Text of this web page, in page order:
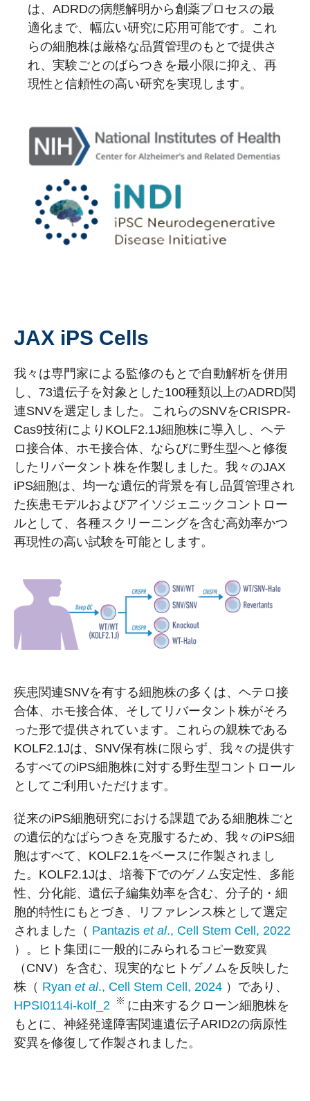
は、ADRDの病態解明から創薬プロセスの最
適化まで、幅広い研究に応用可能です。これ
らの細胞株は厳格な品質管理のもとで提供さ
れ、実験ごとのばらつきを最小限に抑え、再
現性と信頼性の高い研究を実現します。
JAX iPS Cells
我々は専門家による監修のもとで自動解析を併用
し、73遺伝子を対象とした100種類以上のADRD関
連SNVを選定しました。これらのSNVをCRISPR-
Cas9技術によりKOLF2.1J細胞株に導入し、ヘテ
ロ接合体、ホモ接合体、ならびに野生型へと修復
したリバータント株を作製しました。我々のJAX
iPS細胞は、均一な遺伝的背景を有し品質管理され
た疾患モデルおよびアイソジェニックコントロー
ルとして、各種スクリーニングを含む高効率かつ
再現性の高い試験を可能とします。
疾患関連SNVを有する細胞株の多くは、ヘテロ接
合体、ホモ接合体、そしてリバータント株がそろ
った形で提供されています。これらの親株である
KOLF2.1Jは、SNV保有株に限らず、我々の提供す
るすべてのiPS細胞株に対する野生型コントロール
としてご利用いただけます。
従来のiPS細胞研究における課題である細胞株ごと
の遺伝的なばらつきを克服するため、我々のiPS細
胞はすべて、KOLF2.1をベースに作製されまし
た。KOLF2.1Jは、培養下でのゲノム安定性、多能
性、分化能、遺伝子編集効率を含む、分子的・細
胞的特性にもとづき、リファレンス株として選定
されました（ Pantazis et al., Cell Stem Cell, 2022
）。ヒト集団に一般的にみられる コピー数変異
（CNV）を含む、現実的なヒトゲノムを反映した
株（ Ryan et al., Cell Stem Cell, 2024 ）であり、
HPSI0114i-kolf_2
※ に由来するクローン細胞株を
もとに、神経発達障害関連遺伝子ARID2の病原性
変異を修復して作製されました。